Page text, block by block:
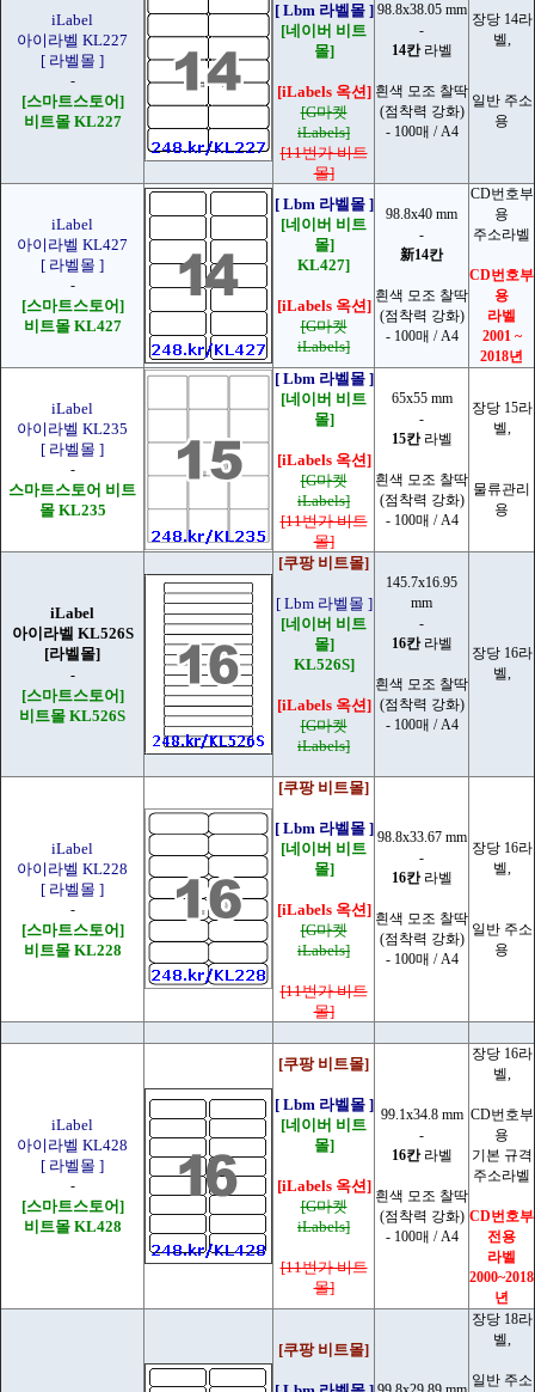
iLabel
아이라벨 KL227
[ 라벨몰 ]
-
[스마트스토어]
비트몰 KL227
[ Lbm 라벨몰 ]
[네이버 비트
몰]
[iLabels 옥션]
[G마켓
iLabels]
[11번가 비트
몰]
98.8x38.05 mm
-
14칸라벨
흰색 모조 찰딱
(점착력 강화)
- 100매 / A4
장당 14라
벨,
일반 주소
용
iLabel
아이라벨 KL427
[ 라벨몰 ]
-
[스마트스토어]
비트몰 KL427
[ Lbm 라벨몰 ]
[네이버 비트
몰]
KL427]
[iLabels 옥션]
[G마켓
iLabels]
98.8x40 mm
-
新14칸
흰색 모조 찰딱
(점착력 강화)
- 100매 / A4
CD번호부
용
주소라벨
CD번호부
용
라벨
2001 ~
2018년
iLabel
아이라벨 KL235
[ 라벨몰 ]
-
스마트스토어 비트
몰 KL235
[ Lbm 라벨몰 ]
[네이버 비트
몰]
[iLabels 옥션]
[G마켓
iLabels]
[11번가 비트
몰]
65x55 mm
-
15칸라벨
흰색 모조 찰딱
(점착력 강화)
- 100매 / A4
장당 15라
벨,
물류관리
용
iLabel
아이라벨 KL526S
[라벨몰]
-
[스마트스토어]
비트몰 KL526S
[쿠팡 비트몰]
[ Lbm 라벨몰 ]
[네이버 비트
몰]
KL526S]
[iLabels 옥션]
[G마켓
iLabels]
145.7x16.95
mm
-
16칸라벨
흰색 모조 찰딱
(점착력 강화)
- 100매 / A4
장당 16라
벨,
iLabel
아이라벨 KL228
[ 라벨몰 ]
-
[스마트스토어]
비트몰 KL228
[쿠팡 비트몰]
[ Lbm 라벨몰 ]
[네이버 비트
몰]
[iLabels 옥션]
[G마켓
iLabels]
[11번가 비트
몰]
98.8x33.67 mm
-
16칸라벨
흰색 모조 찰딱
(점착력 강화)
- 100매 / A4
장당 16라
벨,
일반 주소
용
iLabel
아이라벨 KL428
[ 라벨몰 ]
-
[스마트스토어]
비트몰 KL428
[쿠팡 비트몰]
[ Lbm 라벨몰 ]
[네이버 비트
몰]
[iLabels 옥션]
[G마켓
iLabels]
[11번가 비트
몰]
99.1x34.8 mm
-
16칸라벨
흰색 모조 찰딱
(점착력 강화)
- 100매 / A4
장당 16라
벨,
CD번호부
용
기본 규격
주소라벨
CD번호부
전용
라벨
2000~2018
년
[쿠팡 비트몰]
장당 18라
벨,
일반 주소